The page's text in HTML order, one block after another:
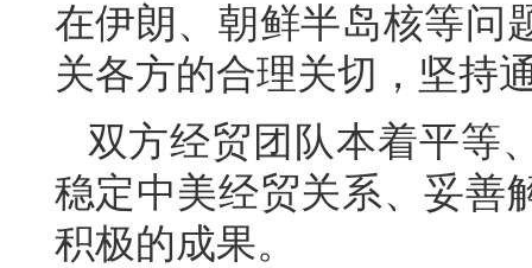
在伊朗、朝鲜半岛核等问
关各方的合理关切，坚持
双方经贸团队本着平等
稳定中美经贸关系、妥善
积极的成果。